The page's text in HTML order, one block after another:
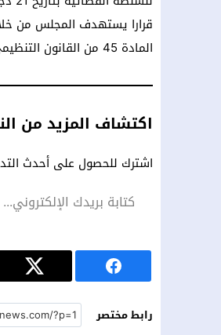
المادة 45 من القانون التنظيمي رقم 106.13 المتعلق بالنظام الأساسي للقضاة كما وقع تغييره وتتميمه.
اكتشاف المزيد من
اشترك للحصول على أحدث
رابط مختصر